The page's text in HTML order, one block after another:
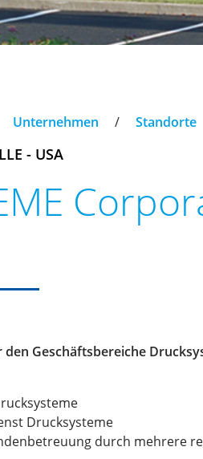
Unternehmen / Standorte
- USA
Geschäftsbereiche
Drucksysteme
durch mehrere